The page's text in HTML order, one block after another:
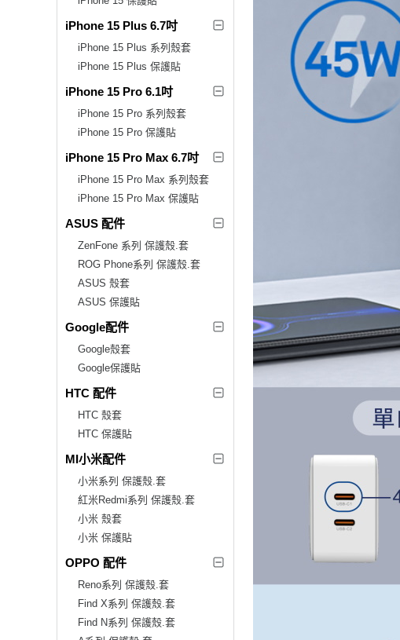
iPhone 15 Plus 6.7吋
iPhone 15 Plus 系列殼套
iPhone 15 Plus 保護貼
iPhone 15 Pro 6.1吋
iPhone 15 Pro 系列殼套
iPhone 15 Pro 保護貼
iPhone 15 Pro Max 6.7吋
iPhone 15 Pro Max 系列殼套
iPhone 15 Pro Max 保護貼
ASUS 配件
ZenFone 系列 保護殼.套
ROG Phone系列 保護殼.套
ASUS 殼套
ASUS 保護貼
Google配件
Google殼套
Google保護貼
HTC 配件
HTC 殼套
HTC 保護貼
MI小米配件
小米系列 保護殼.套
紅米Redmi系列 保護殼.套
小米 殼套
小米 保護貼
OPPO 配件
Reno系列 保護殼.套
Find X系列 保護殼.套
Find N系列 保護殼.套